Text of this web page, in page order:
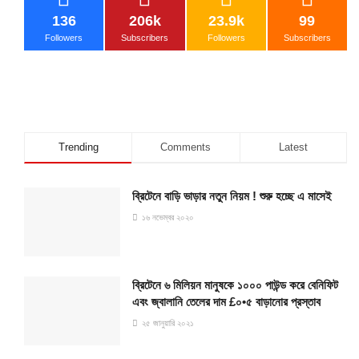
136
Followers
206k
Subscribers
23.9k
Followers
99
Subscribers
Trending Comments Latest
ব্রিটেনে বাড়ি ভাড়ার নতুন নিয়ম ! শুরু হচ্ছে এ মাসেই
১৬ নভেম্বর ২০২০
ব্রিটেনে ৬ মিলিয়ন মানুষকে ১০০০ পাউন্ড করে বেনিফিট
এবং জ্বালানি তেলের দাম £০•৫ বাড়ানোর প্রস্তাব
২৫ জানুয়ারি ২০২১